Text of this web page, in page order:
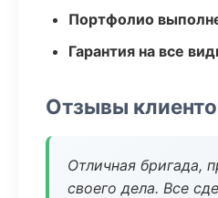
Портфолио
Гарантия на все
Отзывы
Отличная бригада,
своего дела. Все